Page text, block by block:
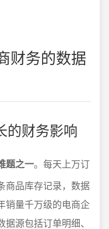
财务的数据
的财务影响
题之一。每天上万订
商品库存记录，数据
销量千万级的电商企
源包括订单明细、